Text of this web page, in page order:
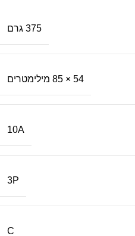
375 גרם
54 × 85 מילימטרים
10A
3P
C